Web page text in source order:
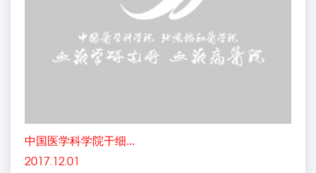
中国医学科学院干细...
2017.12.01